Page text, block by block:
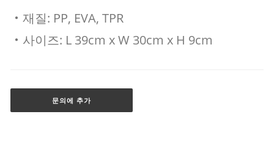
‧재질: PP, EVA, TPR
‧사이즈: L 39cm x W 30cm x H 9cm
문의에 추가